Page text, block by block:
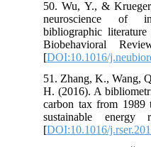
50. Wu, Y., &
neuroscience of
bibliographic
Biobehavioral
[DOI:10.1016/
51. Zhang, K.,
H. (2016). A
carbon tax from
sustainable
[DOI:10.1016/